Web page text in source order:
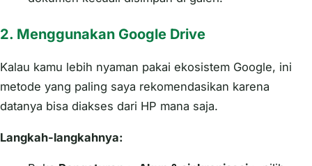
2. Menggunakan Google Drive
Kalau kamu lebih nyaman pakai ekosistem Google, ini
metode yang paling saya rekomendasikan karena
datanya bisa diakses dari HP mana saja.
Langkah-langkahnya: